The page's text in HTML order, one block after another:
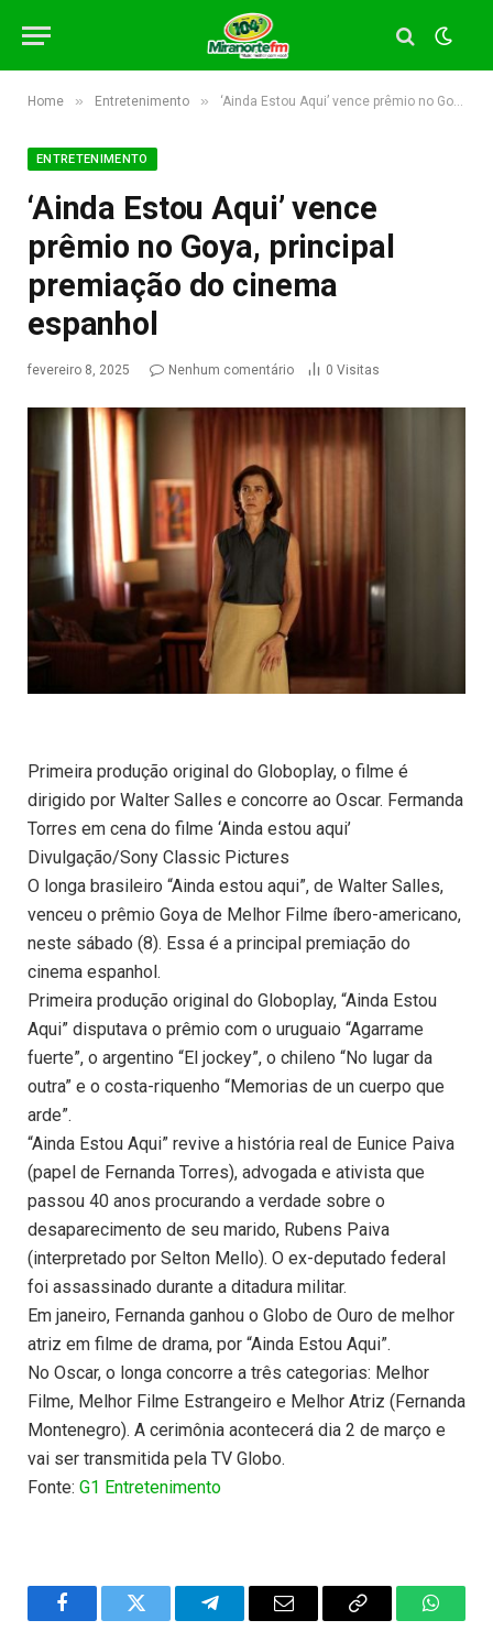
Home » Entretenimento » ‘Ainda Estou Aqui’ vence prêmio no Goya, principal premiação do cinema espanhol
ENTRETENIMENTO
‘Ainda Estou Aqui’ vence
prêmio no Goya, principal
premiação do cinema
espanhol
fevereiro 8, 2025 Nenhum comentário 0 Visitas
Primeira produção original do Globoplay, o filme é
dirigido por Walter Salles e concorre ao Oscar. Fermanda
Torres em cena do filme ‘Ainda estou aqui’
Divulgação/Sony Classic Pictures
O longa brasileiro “Ainda estou aqui”, de Walter Salles,
venceu o prêmio Goya de Melhor Filme íbero-americano,
neste sábado (8). Essa é a principal premiação do
cinema espanhol.
Primeira produção original do Globoplay, “Ainda Estou
Aqui” disputava o prêmio com o uruguaio “Agarrame
fuerte”, o argentino “El jockey”, o chileno “No lugar da
outra” e o costa-riquenho “Memorias de un cuerpo que
arde”.
“Ainda Estou Aqui” revive a história real de Eunice Paiva
(papel de Fernanda Torres), advogada e ativista que
passou 40 anos procurando a verdade sobre o
desaparecimento de seu marido, Rubens Paiva
(interpretado por Selton Mello). O ex-deputado federal
foi assassinado durante a ditadura militar.
Em janeiro, Fernanda ganhou o Globo de Ouro de melhor
atriz em filme de drama, por “Ainda Estou Aqui”.
No Oscar, o longa concorre a três categorias: Melhor
Filme, Melhor Filme Estrangeiro e Melhor Atriz (Fernanda
Montenegro). A cerimônia acontecerá dia 2 de março e
vai ser transmitida pela TV Globo.
Fonte: G1 Entretenimento
FacebookTwitter TelegramEmail
Copy